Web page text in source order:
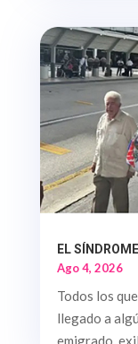
EL
Ago 4, 2026
Todos los
llegado a
emigrado,